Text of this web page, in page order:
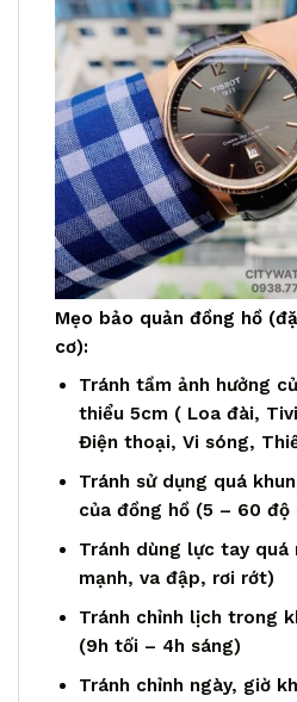
Mẹo bảo quản đồng hồ
cơ):
Tránh tầm ảnh hưởng
thiểu 5cm ( Loa đài,
Điện thoại, Vi sóng,
Tránh sử dụng quá
của đồng hồ (5 – 60 độ
Tránh dùng lực tay quá
mạnh, va đập, rơi rớt)
Tránh chỉnh lịch trong
(9h tối – 4h sáng)
Tránh chỉnh ngày, giờ